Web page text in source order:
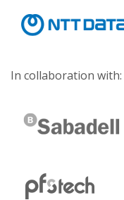
In collaboration with: